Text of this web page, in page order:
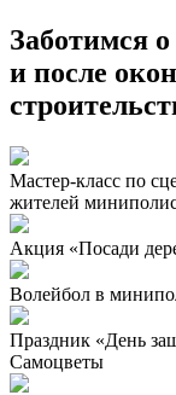
Заботимся
и после
Мастер-класс по
жителей
Акция «Посади
Волейбол в
Праздник «День
Самоцветы